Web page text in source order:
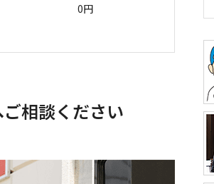
0円
相談ください